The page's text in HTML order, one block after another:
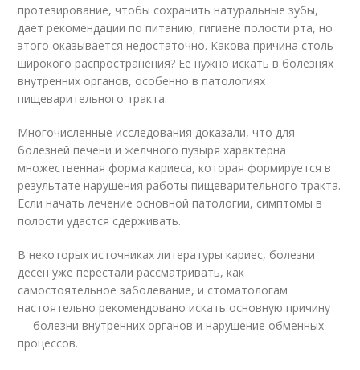
протезирование, чтобы сохранить натуральные зубы,
дает рекомендации по питанию, гигиене полости рта, но
этого оказывается недостаточно. Какова причина столь
широкого распространения? Ее нужно искать в болезнях
внутренних органов, особенно в патологиях
пищеварительного тракта.
Многочисленные исследования доказали, что для
болезней печени и желчного пузыря характерна
множественная форма кариеса, которая формируется в
результате нарушения работы пищеварительного тракта.
Если начать лечение основной патологии, симптомы в
полости удастся сдерживать.
В некоторых источниках литературы кариес, болезни
десен уже перестали рассматривать, как
самостоятельное заболевание, и стоматологам
настоятельно рекомендовано искать основную причину
— болезни внутренних органов и нарушение обменных
процессов.